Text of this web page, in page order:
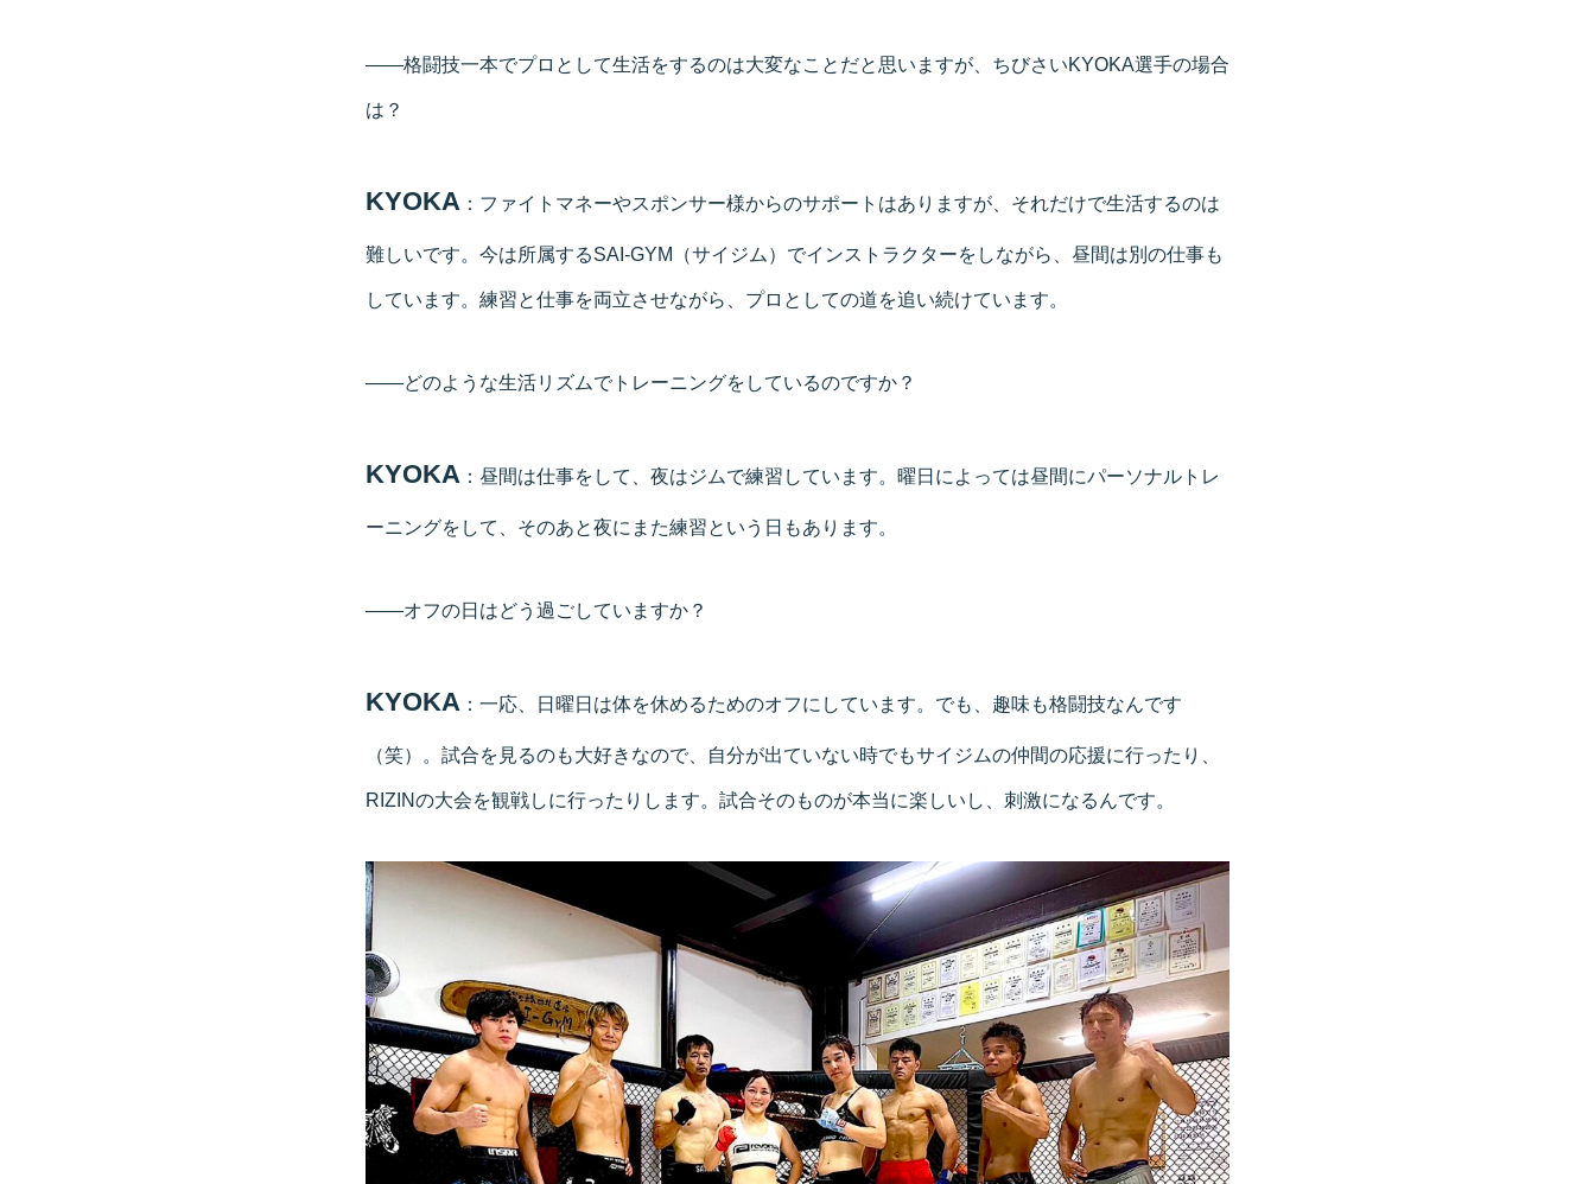
――格闘技一本でプロとして生活をするのは大変なことだと思いますが、ちびさいKYOKA選手の場合
は？
KYOKA ：ファイトマネーやスポンサー様からのサポートはありますが、それだけで生活するのは
難しいです。今は所属するSAI-GYM（サイジム）でインストラクターをしながら、昼間は別の仕事も
しています。練習と仕事を両立させながら、プロとしての道を追い続けています。
――どのような生活リズムでトレーニングをしているのですか？
KYOKA ：昼間は仕事をして、夜はジムで練習しています。曜日によっては昼間にパーソナルトレ
ーニングをして、そのあと夜にまた練習という日もあります。
――オフの日はどう過ごしていますか？
KYOKA ：一応、日曜日は体を休めるためのオフにしています。でも、趣味も格闘技なんです
（笑）。試合を見るのも大好きなので、自分が出ていない時でもサイジムの仲間の応援に行ったり、
RIZINの大会を観戦しに行ったりします。試合そのものが本当に楽しいし、刺激になるんです。